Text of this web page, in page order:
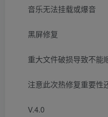
音乐无法挂载或爆音
黑屏修复
重大文件破损导致不能
注意此次热修复重要性
V.4.0